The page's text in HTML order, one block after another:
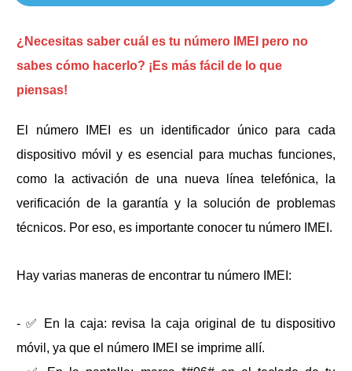
¿Necesitas saber cuál es tu número IMEI pero no
sabes cómo hacerlo? ¡Es más fácil de lo que
piensas!
El número IMEI es un identificador único para cada
dispositivo móvil y es esencial para muchas funciones,
como la activación de una nueva línea telefónica, la
verificación de la garantía y la solución de problemas
técnicos. Por eso, es importante conocer tu número IMEI.
Hay varias maneras de encontrar tu número IMEI:
- ✅ En la caja: revisa la caja original de tu dispositivo
móvil, ya que el número IMEI se imprime allí.